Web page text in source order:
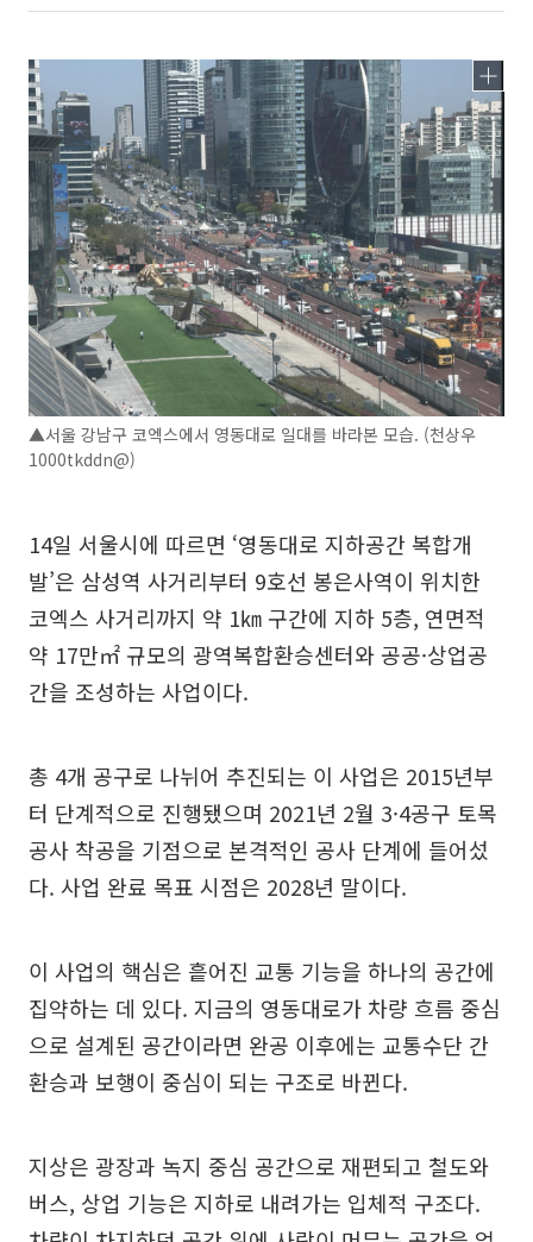
▲서울 강남구 코엑스에서 영동대로 일대를 바라본 모습. (천상우
1000tkddn@)
14일 서울시에 따르면 ‘영동대로 지하공간 복합개
발’은 삼성역 사거리부터 9호선 봉은사역이 위치한
코엑스 사거리까지 약 1㎞ 구간에 지하 5층, 연면적
약 17만㎡ 규모의 광역복합환승센터와 공공·상업공
간을 조성하는 사업이다.
총 4개 공구로 나뉘어 추진되는 이 사업은 2015년부
터 단계적으로 진행됐으며 2021년 2월 3·4공구 토목
공사 착공을 기점으로 본격적인 공사 단계에 들어섰
다. 사업 완료 목표 시점은 2028년 말이다.
이 사업의 핵심은 흩어진 교통 기능을 하나의 공간에
집약하는 데 있다. 지금의 영동대로가 차량 흐름 중심
으로 설계된 공간이라면 완공 이후에는 교통수단 간
환승과 보행이 중심이 되는 구조로 바뀐다.
지상은 광장과 녹지 중심 공간으로 재편되고 철도와
버스, 상업 기능은 지하로 내려가는 입체적 구조다.